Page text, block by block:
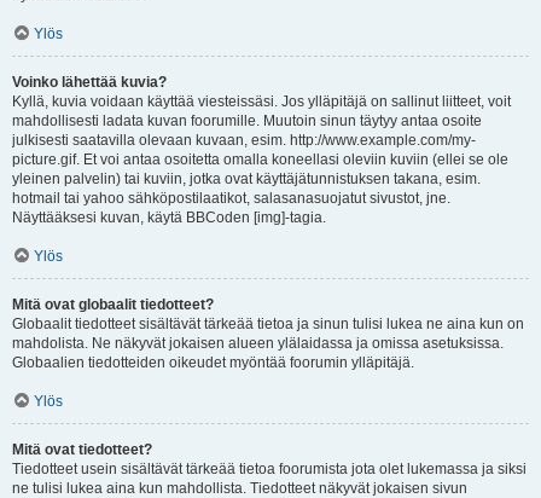
Ylös
Voinko lähettää kuvia?
Kyllä, kuvia voidaan käyttää viesteissäsi. Jos ylläpitäjä on sallinut liitteet, voit
mahdollisesti ladata kuvan foorumille. Muutoin sinun täytyy antaa osoite
julkisesti saatavilla olevaan kuvaan, esim. http://www.example.com/my-
picture.gif. Et voi antaa osoitetta omalla koneellasi oleviin kuviin (ellei se ole
yleinen palvelin) tai kuviin, jotka ovat käyttäjätunnistuksen takana, esim.
hotmail tai yahoo sähköpostilaatikot, salasanasuojatut sivustot, jne.
Näyttääksesi kuvan, käytä BBCoden [img]-tagia.
Ylös
Mitä ovat globaalit tiedotteet?
Globaalit tiedotteet sisältävät tärkeää tietoa ja sinun tulisi lukea ne aina kun on
mahdolista. Ne näkyvät jokaisen alueen ylälaidassa ja omissa asetuksissa.
Globaalien tiedotteiden oikeudet myöntää foorumin ylläpitäjä.
Ylös
Mitä ovat tiedotteet?
Tiedotteet usein sisältävät tärkeää tietoa foorumista jota olet lukemassa ja siksi
ne tulisi lukea aina kun mahdollista. Tiedotteet näkyvät jokaisen sivun